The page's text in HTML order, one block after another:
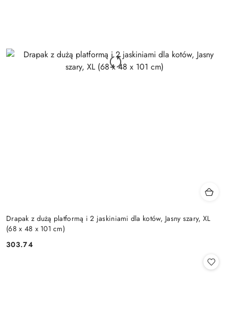
Drapak z dużą platformą i 2 jaskiniami dla kotów, Jasny szary, XL
(68 x 48 x 101 cm)
Cena:
303.74